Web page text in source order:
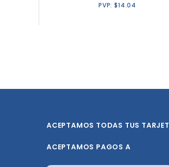
PVP:$14.04
ACEPTAMOS TODAS TUS
ACEPTAMOS PAGOS A